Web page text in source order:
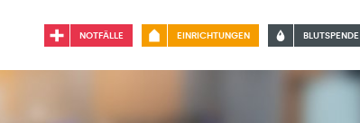
NOTFÄLLE EINRICHTUNGEN BLUTSPENDE